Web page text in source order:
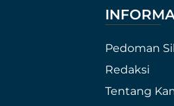
Pedoman
Redaksi
Tentang